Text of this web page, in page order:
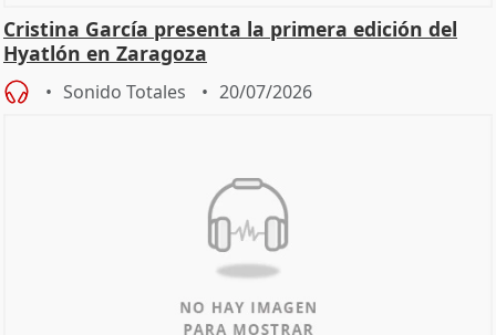
Cristina García presenta la primera edición del
Hyatlón en Zaragoza
Sonido Totales 20/07/2026